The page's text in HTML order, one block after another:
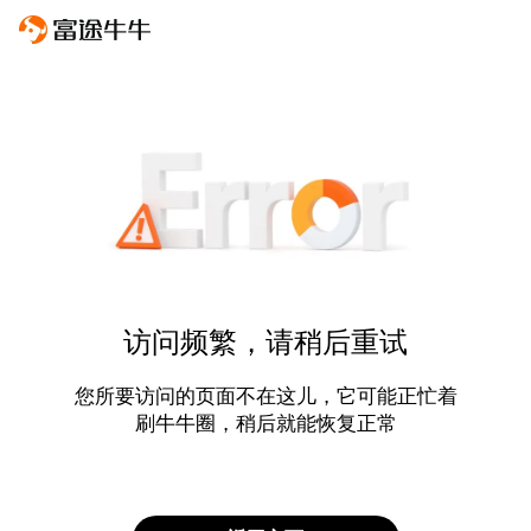
访问频繁，请稍后重试
您所要访问的页面不在这儿，它可能正忙着
刷牛牛圈，稍后就能恢复正常